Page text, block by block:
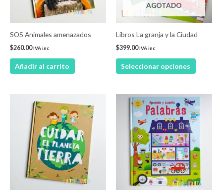
SOS Animales amenazados
$260.00IVA inc
Añadir al carrito
AGOTADO
Libros La granja y la Ciudad
$399.00IVA inc
Seleccionar opciones
se
pueden
de